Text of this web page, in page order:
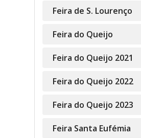
Feira de S. Lourenço
Feira do Queijo
Feira do Queijo 2021
Feira do Queijo 2022
Feira do Queijo 2023
Feira Santa Eufémia